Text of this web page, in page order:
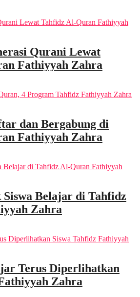
Qurani Lewat
Fathiyyah Zahra
dan Bergabung di
Fathiyyah Zahra
Belajar di Tahfidz
Zahra
Terus Diperlihatkan
Zahra